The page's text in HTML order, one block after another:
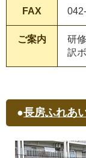
FAX
ご案内
研
訳
●長房ふれあ